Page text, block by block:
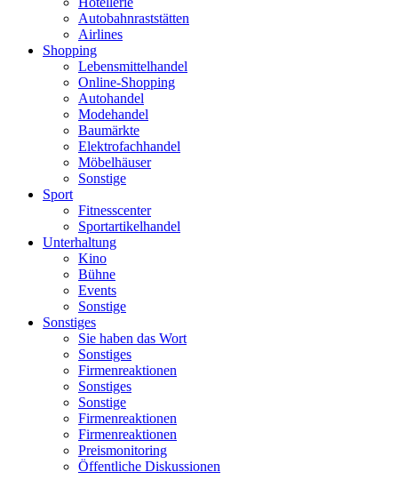
Autobahnraststätten
Airlines
Shopping
Lebensmittelhandel
Online-Shopping
Autohandel
Modehandel
Baumärkte
Elektrofachhandel
Möbelhäuser
Sonstige
Sport
Fitnesscenter
Sportartikelhandel
Unterhaltung
Kino
Bühne
Events
Sonstige
Sonstiges
Sie haben das Wort
Sonstiges
Firmenreaktionen
Sonstiges
Sonstige
Firmenreaktionen
Firmenreaktionen
Preismonitoring
Öffentliche Diskussionen